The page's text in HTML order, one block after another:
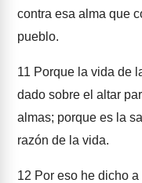
contra esa alma que
pueblo.
11 Porque la vida de
dado sobre el altar
almas; porque es la
razón de la vida.
12 Por eso he dicho